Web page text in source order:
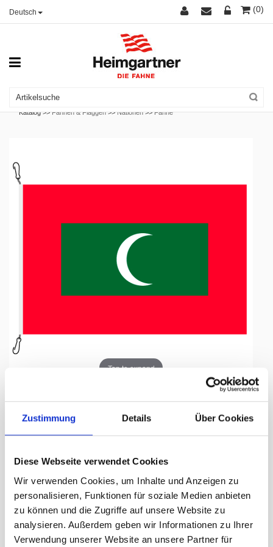
Zustimmung Details Über Cookies
Diese Webseite verwendet Cookies
Wir verwenden Cookies, um Inhalte und Anzeigen zu
personalisieren, Funktionen für soziale Medien anbieten
zu können und die Zugriffe auf unsere Website zu
analysieren. Außerdem geben wir Informationen zu Ihrer
Verwendung unserer Website an unsere Partner für
Deutsch (0)
Katalog >>Fahnen & Flaggen >>Nationen >>Fahne
Tap to expand
Malediven, 200 x 300 cm
Lieferzeit Tage:ca. 5-7 Arbeitstage
318.00 CHF